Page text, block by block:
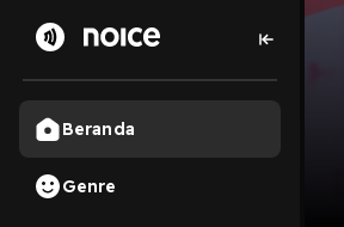
Beranda
Genre